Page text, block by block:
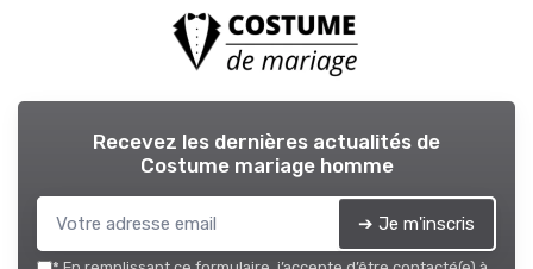
Recevez les dernières actualités de
Costume mariage homme
➔ Je m'inscris